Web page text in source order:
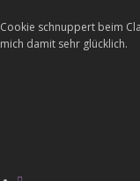
Cookie schnuppert beim
mich damit sehr glücklich.